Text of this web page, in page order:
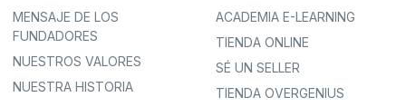
MENSAJE DE LOS
FUNDADORES
NUESTROS VALORES
NUESTRA HISTORIA
ACADEMIA E-LEARNING
TIENDA ONLINE
SÉ UN SELLER
TIENDA OVERGENIUS